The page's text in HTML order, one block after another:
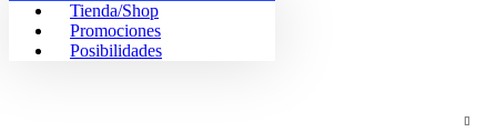
Tienda/Shop
Promociones
Posibilidades